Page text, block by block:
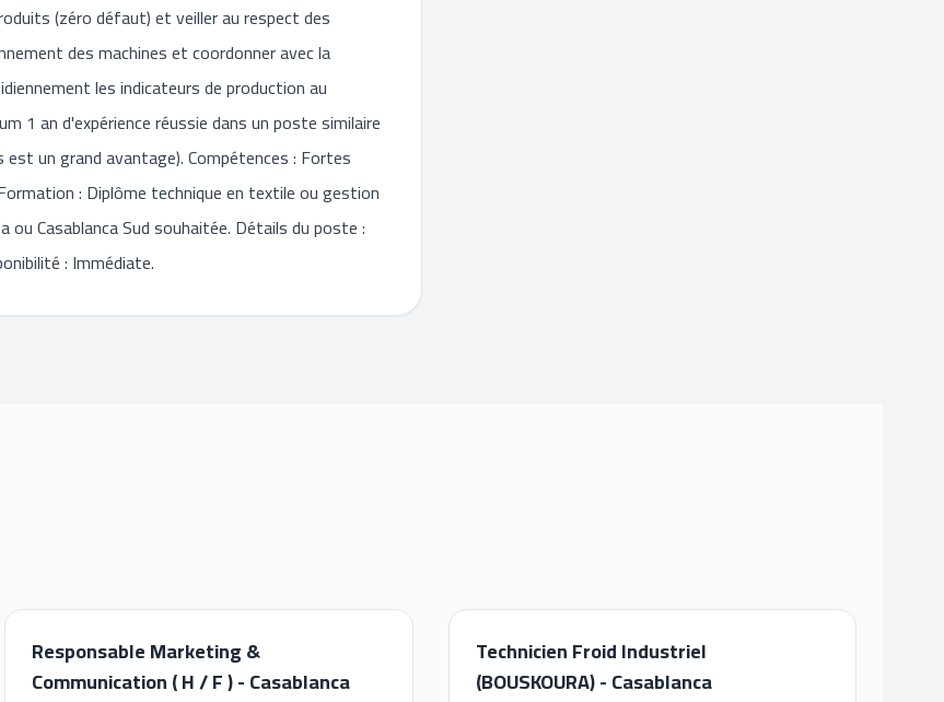
(zéro défaut) et veiller au respect des
des machines et coordonner avec la
les indicateurs de production au
1 an d'expérience réussie dans un poste similaire
un grand avantage). Compétences : Fortes
: Diplôme technique en textile ou gestion
Casablanca Sud souhaitée. Détails du poste :
: Immédiate.
Responsable Marketing &
Communication ( H / F ) - Casablanca
Technicien Froid Industriel
(BOUSKOURA) - Casablanca